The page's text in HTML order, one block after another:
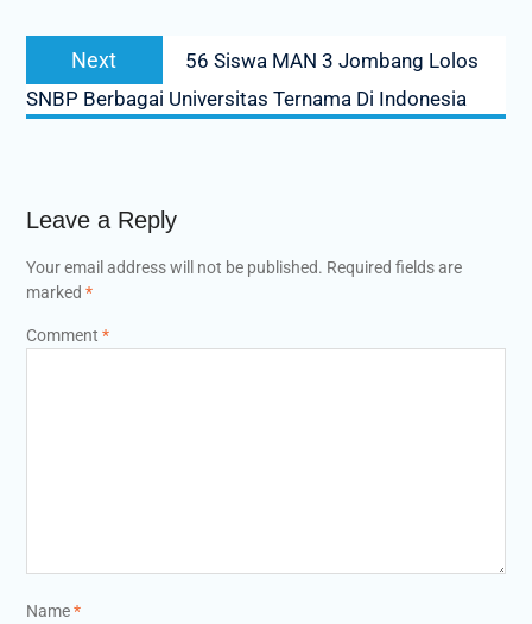
Next
post:
56 Siswa MAN 3 Jombang Lolos
SNBP Berbagai Universitas Ternama Di Indonesia
Leave a Reply
Your email address will not be published. Required fields are
marked *
Comment *
Name*